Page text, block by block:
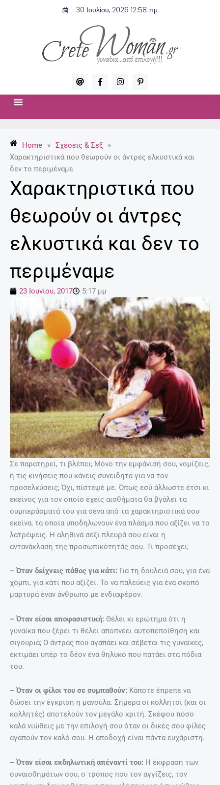
30 Ιουλίου, 2026 12:58 πμ
A
t
F
a
c
-
f
I
n
s
P
i
n
p
Home » Σχέσεις & Σεξ
»
Χαρακτηριστικά που θεωρούν οι άντρες ελκυστικά και
δεν το περιμέναμε
Χαρακτηριστικά που
θεωρούν οι άντρες
ελκυστικά και δεν το
περιμέναμε
23 Ιουνίου, 2017 5:17 μμ
Σε παρατηρεί, τι βλέπει; Μόνο την εμφάνισή σου, νομίζεις,
ή τις κινήσεις που κάνεις συνειδητά για να τον
προσελκύσεις; Όχι, πίστεψέ με. Όπως εσύ άλλωστε έτσι κι
εκείνος για τον οποίο έχεις αισθήματα θα βγάλει τα
συμπεράσματά του για σένα από τα χαρακτηριστικά σου
εκείνα, τα οποία υποδηλώνουν ένα πλάσμα που αξίζει να το
λατρέψεις. Η αληθινά σέξι πλευρά σου είναι η
αντανάκλαση της προσωπικότητάς σου. Τι προσέχει;
– Όταν δείχνεις πάθος για κάτι: Για τη δουλειά σου, για ένα
χόμπι, για κάτι που αξίζει. Το να παλεύεις για ένα σκοπό
μαρτυρά έναν άνθρωπο με ενδιαφέρον.
– Όταν είσαι αποφασιστική: Θέλει κι ερώτημα ότι η
γυναίκα που ξέρει τι θέλει αποπνέει αυτοπεποίθηση και
σιγουριά; Ο άντρας που αγαπάει και σέβεται τις γυναίκες,
εκτιμάει υπέρ το δέον ένα θηλυκό που πατάει στα πόδια
του.
– Όταν οι φίλοι του σε συμπαθούν: Κάποτε έπρεπε να
δώσει την έγκριση η μανούλα. Σήμερα οι κολλητοί (και οι
κολλητές) αποτελούν τον μεγάλο κριτή. Σκέψου πόσο
καλά νιώθεις με την επιλογή σου όταν οι δικές σου φίλες
αγαπούν τον καλό σου. Η αποδοχή είναι πάντα ευχάριστη.
– Όταν είσαι εκδηλωτική απέναντί του: Η έκφραση των
συναισθημάτων σου, ο τρόπος που τον αγγίζεις, τον